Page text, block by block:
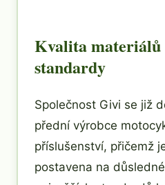
Kvalita materiálů
standardy
Společnost Givi se již
přední výrobce
příslušenství, přičemž
postavena na